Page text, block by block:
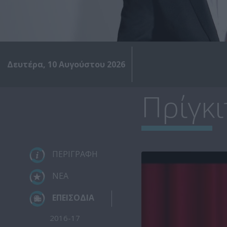
Δευτέρα, 10 Αυγούστου 2026
ΠΕΡΙΓΡΑΦΗ
ΝΕΑ
ΕΠΕΙΣΟΔΙΑ
2016-17